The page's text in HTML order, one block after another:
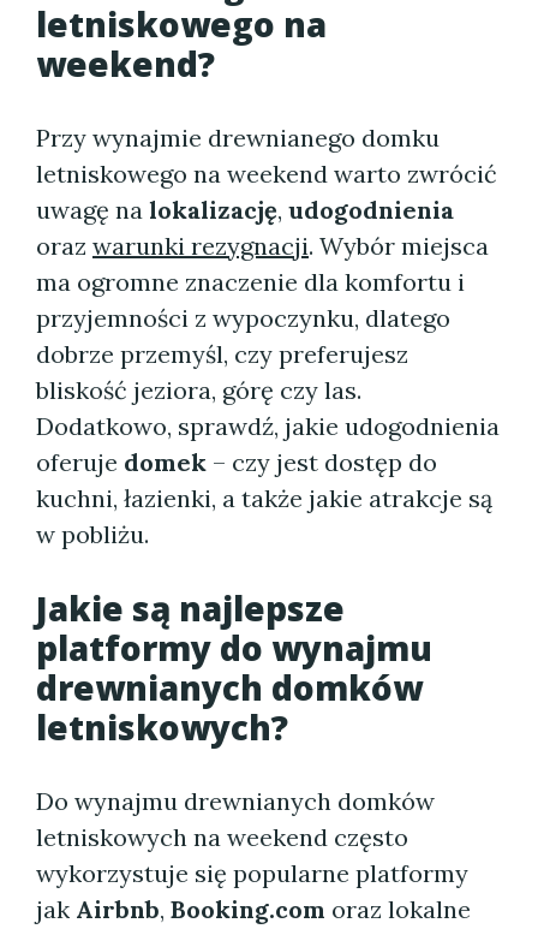
letniskowego na
weekend?
Przy wynajmie drewnianego domku
letniskowego na weekend warto zwrócić
uwagę na lokalizację, udogodnienia
oraz warunki rezygnacji. Wybór miejsca
ma ogromne znaczenie dla komfortu i
przyjemności z wypoczynku, dlatego
dobrze przemyśl, czy preferujesz
bliskość jeziora, górę czy las.
Dodatkowo, sprawdź, jakie udogodnienia
oferuje domek – czy jest dostęp do
kuchni, łazienki, a także jakie atrakcje są
w pobliżu.
Jakie są najlepsze
platformy do wynajmu
drewnianych domków
letniskowych?
Do wynajmu drewnianych domków
letniskowych na weekend często
wykorzystuje się popularne platformy
jak Airbnb, Booking.com oraz lokalne